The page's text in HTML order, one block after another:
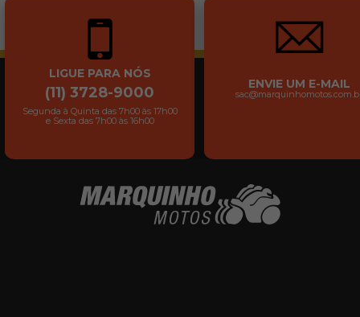
LIGUE PARA NÓS
(11) 3728-9000
Segunda à Quinta das 7h00 às 17h00
e Sexta das 7h00 às 16h00
ENVIE UM E-MAIL